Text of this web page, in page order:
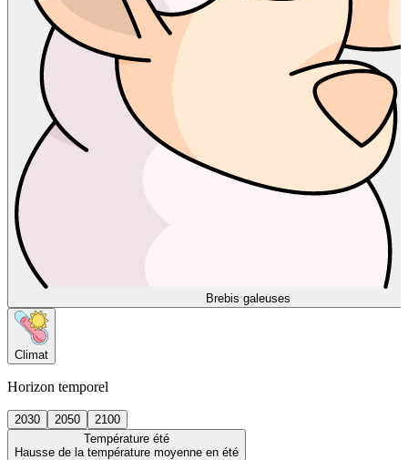
Brebis galeuses
Climat
Horizon temporel
2030 2050
2100
Température été
Hausse de la température moyenne en été